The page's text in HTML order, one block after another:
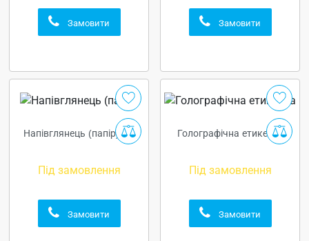
Замовити Замовити
Напівглянець (папір) (3)
Під замовлення
Замовити
Голографічна етикетка
Під замовлення
Замовити